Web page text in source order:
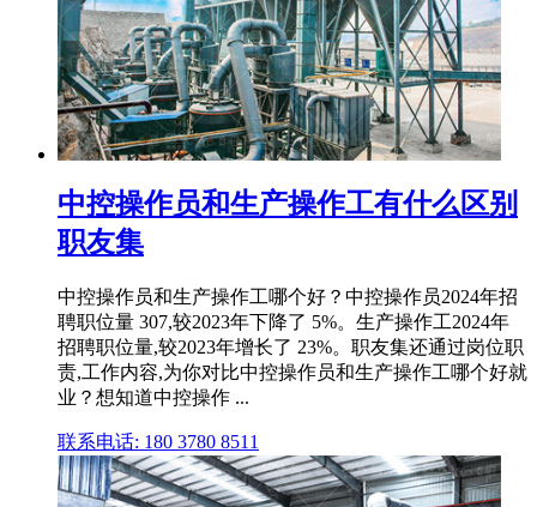
中控操作员和生产操作工有什么区别
职友集
中控操作员和生产操作工哪个好？中控操作员2024年招
聘职位量 307,较2023年下降了 5%。生产操作工2024年
招聘职位量,较2023年增长了 23%。职友集还通过岗位职
责,工作内容,为你对比中控操作员和生产操作工哪个好就
业？想知道中控操作 ...
联系电话: 180 3780 8511